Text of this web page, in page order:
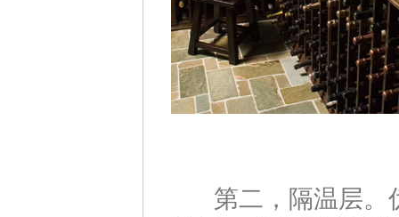
第二，隔温层。